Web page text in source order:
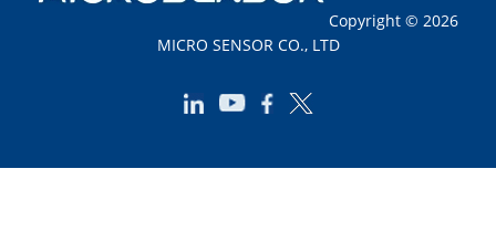
Copyright © 2026
MICRO SENSOR CO., LTD